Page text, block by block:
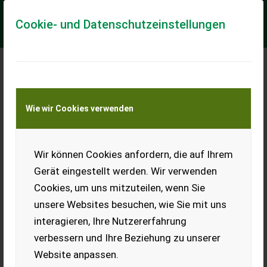
Cookie- und Datenschutzeinstellungen
Wie wir Cookies verwenden
Wir können Cookies anfordern, die auf Ihrem
Gerät eingestellt werden. Wir verwenden
Cookies, um uns mitzuteilen, wenn Sie
unsere Websites besuchen, wie Sie mit uns
interagieren, Ihre Nutzererfahrung
verbessern und Ihre Beziehung zu unserer
Website anpassen.
Meine Transportkostenanfrage
Transport von Land- und Baumaschinen –
KEINE Tiertransporte
Suche Puch/KTM
Typenscheine, Teile. Gerne
alles anbieten.
EUR 0